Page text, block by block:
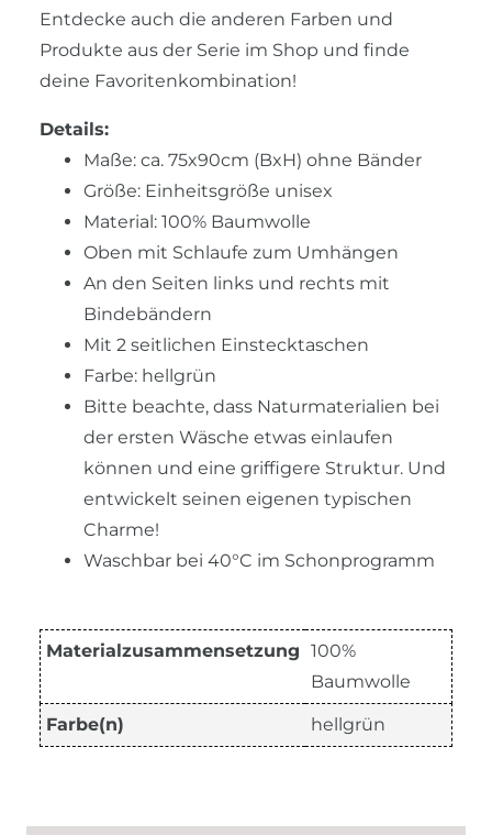
Entdecke auch die anderen Farben und
Produkte aus der Serie im Shop und finde
deine Favoritenkombination!
Details:
Maße: ca. 75x90cm (BxH) ohne Bänder
Größe: Einheitsgröße unisex
Material: 100% Baumwolle
Oben mit Schlaufe zum Umhängen
An den Seiten links und rechts mit
Bindebändern
Mit 2 seitlichen Einstecktaschen
Farbe: hellgrün
Bitte beachte, dass Naturmaterialien bei
der ersten Wäsche etwas einlaufen
können und eine griffigere Struktur. Und
entwickelt seinen eigenen typischen
Charme!
Waschbar bei 40°C im Schonprogramm
Materialzusammensetzung 100%
Baumwolle
Farbe(n) hellgrün